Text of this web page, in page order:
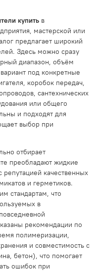
купить в
мастерской или
предлагает широкий
Здесь можно сразу
диапазон, объём
под конкретные
коробок передач,
сантехнических
или общего
и подходят для
выбор при
отбирает
преобладают жидкие
качественных
и герметиков.
стандартам, что
в
рекомендации по
полимеризации,
и совместимость с
бетон), что помогает
ошибок при